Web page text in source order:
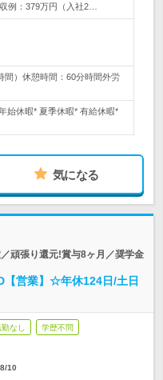
例：379万円（入社2…
間）休憩時間：60分時間外労
始休暇* 夏季休暇* 有給休暇*
気になる
頑張り還元!賞与8ヶ月／奨学金
【営業】☆年休124日/土日
勤なし 学歴不問
10